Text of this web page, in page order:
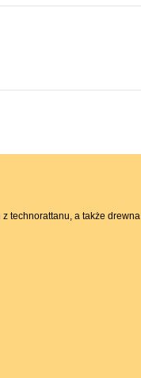
technorattanu, a także drewna